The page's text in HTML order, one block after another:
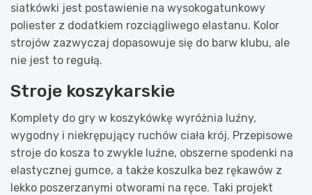
siatkówki jest postawienie na wysokogatunkowy
poliester z dodatkiem rozciągliwego elastanu. Kolor
strojów zazwyczaj dopasowuje się do barw klubu, ale
nie jest to regułą.
Stroje koszykarskie
Komplety do gry w koszykówkę wyróżnia luźny,
wygodny i niekrępujący ruchów ciała krój. Przepisowe
stroje do kosza to zwykle luźne, obszerne spodenki na
elastycznej gumce, a także koszulka bez rękawów z
lekko poszerzanymi otworami na ręce. Taki projekt